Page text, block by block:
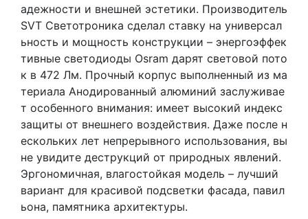
адежности и внешней эстетики. Производитель
SVT Светотроника сделал ставку на универсал
ьность и мощность конструкции – энергоэффек
тивные светодиоды Osram дарят световой пото
к в 472 Лм. Прочный корпус выполненный из ма
териала Анодированный алюминий заслуживае
т особенного внимания: имеет высокий индекс
защиты от внешнего воздействия. Даже после н
ескольких лет непрерывного использования, вы
не увидите деструкций от природных явлений.
Эргономичная, влагостойкая модель – лучший
вариант для красивой подсветки фасада, павил
ьона, памятника архитектуры.